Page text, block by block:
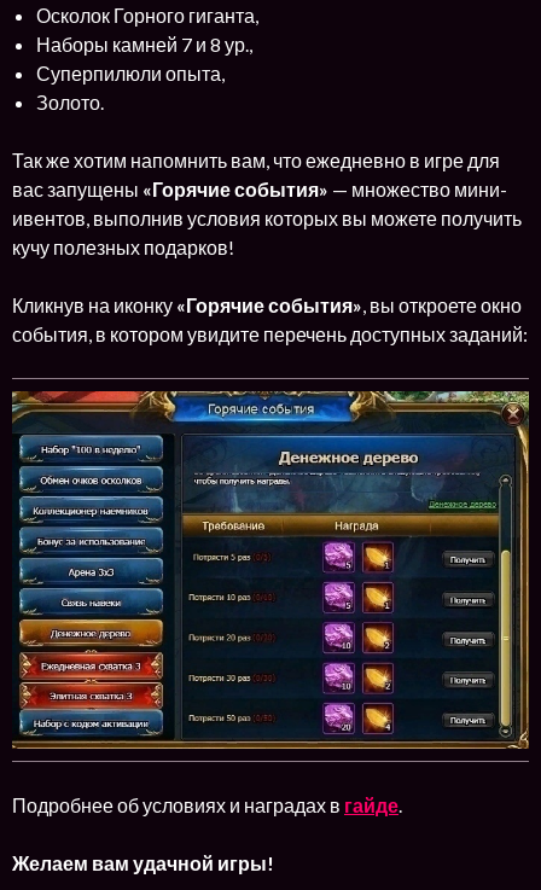
Осколок Горного гиганта,
Наборы камней 7 и 8 ур.,
Суперпилюли опыта,
Золото.
Так же хотим напомнить вам, что ежедневно в игре для
вас запущены «Горячие события» — множество мини-
ивентов, выполнив условия которых вы можете получить
кучу полезных подарков!
Кликнув на иконку «Горячие события», вы откроете окно
события, в котором увидите перечень доступных заданий:
Подробнее об условиях и наградах в гайде.
Желаем вам удачной игры!